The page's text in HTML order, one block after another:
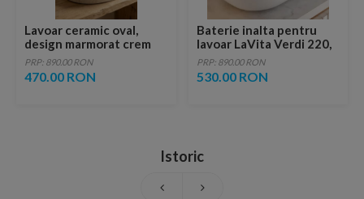
Lavoar ceramic oval,
design marmorat crem
lucios cu vene aurii,
ventil inclus
PRP: 890.00 RON
470.00 RON
Baterie inalta pentru
lavoar LaVita Verdi 220,
fara ventil, brushed
copper
PRP: 890.00 RON
530.00 RON
Istoric